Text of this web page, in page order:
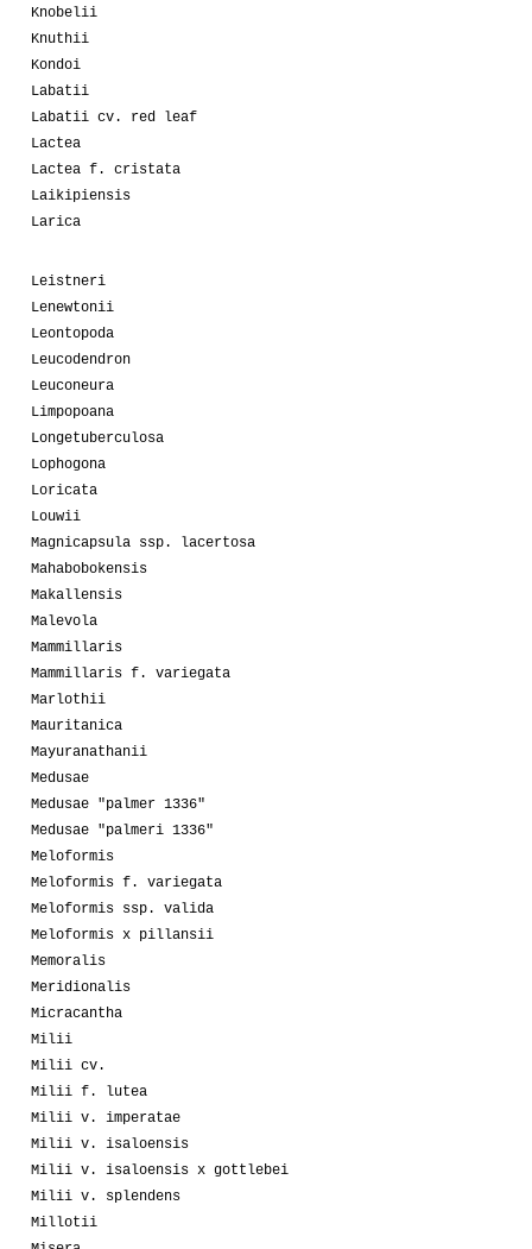
Knobelii
Knuthii
Kondoi
Labatii
Labatii cv. red leaf
Lactea
Lactea f. cristata
Laikipiensis
Larica
Leistneri
Lenewtonii
Leontopoda
Leucodendron
Leuconeura
Limpopoana
Longetuberculosa
Lophogona
Loricata
Louwii
Magnicapsula ssp. lacertosa
Mahabobokensis
Makallensis
Malevola
Mammillaris
Mammillaris f. variegata
Marlothii
Mauritanica
Mayuranathanii
Medusae
Medusae "palmer 1336"
Medusae "palmeri 1336"
Meloformis
Meloformis f. variegata
Meloformis ssp. valida
Meloformis x pillansii
Memoralis
Meridionalis
Micracantha
Milii
Milii cv.
Milii f. lutea
Milii v. imperatae
Milii v. isaloensis
Milii v. isaloensis x gottlebei
Milii v. splendens
Millotii